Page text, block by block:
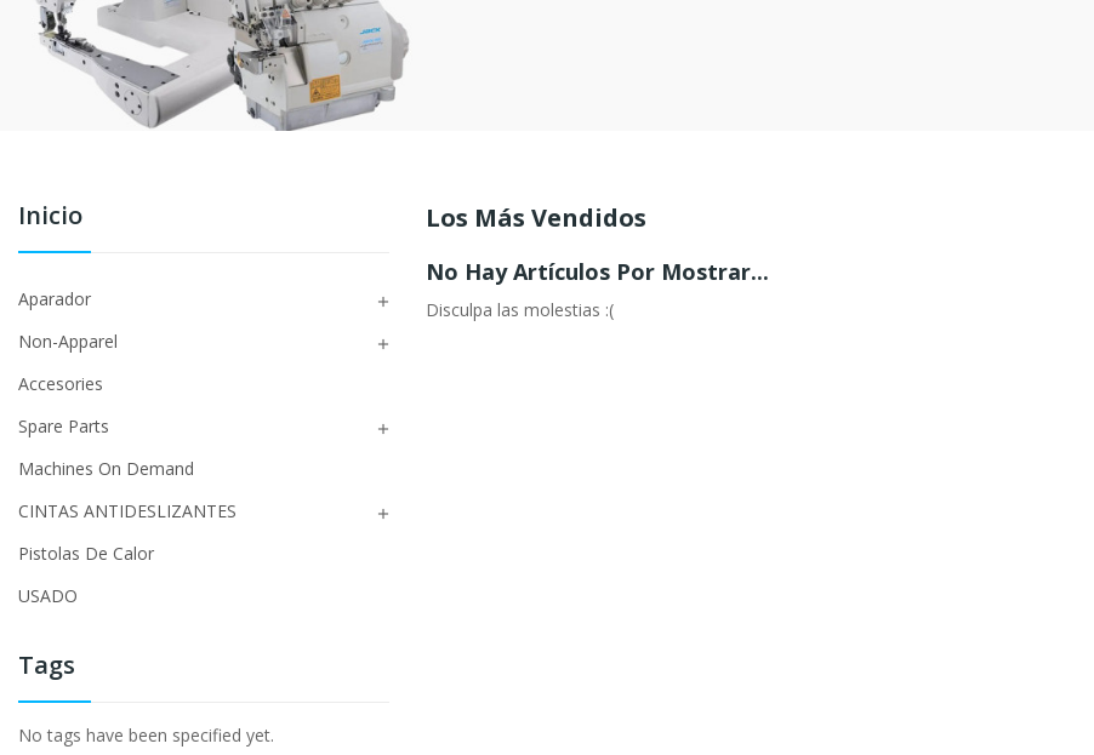
Inicio
Aparador 
Non-Apparel 
Accesories
Spare Parts

Machines On Demand
CINTAS ANTIDESLIZANTES

Pistolas De Calor
USADO
Tags
No tags have been specified yet.
Los Más Vendidos
No Hay Artículos Por Mostrar...
Disculpa las molestias :(